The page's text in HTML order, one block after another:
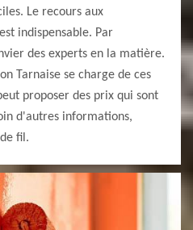
Le recours aux
indispensable. Par
des experts en la matière.
Tarnaise se charge de ces
proposer des prix qui sont
d'autres informations,
fil.